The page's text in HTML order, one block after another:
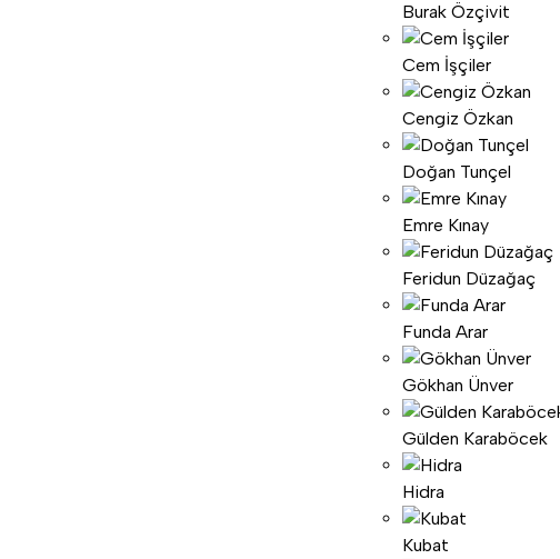
Burak Özçivit
Cem İşçiler
Cengiz Özkan
Doğan Tunçel
Emre Kınay
Feridun Düzağaç
Funda Arar
Gökhan Ünver
Gülden Karaböcek
Hidra
Kubat